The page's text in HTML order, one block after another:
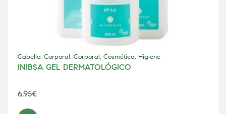
Cabello, Corporal, Corporal, Cosmética, Higiene
INIBSA GEL DERMATOLÓGICO
6,95€